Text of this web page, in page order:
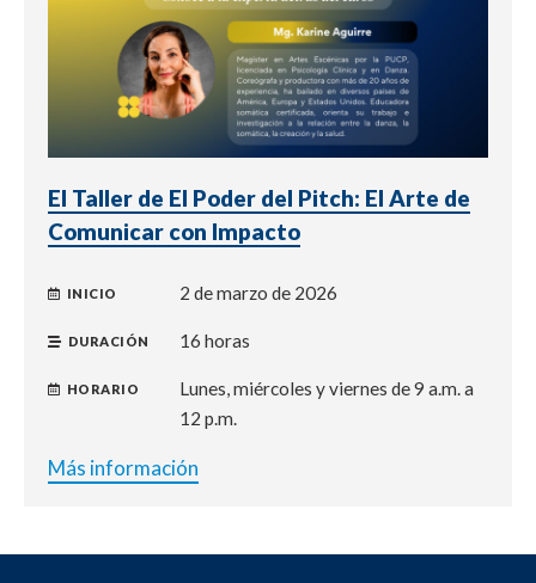
El Taller de El Poder del Pitch: El Arte de
Comunicar con Impacto
INICIO 2 de marzo de 2026
DURACIÓN 16 horas
HORARIO
Lunes, miércoles y viernes de 9 a.m. a
12 p.m.
Más información